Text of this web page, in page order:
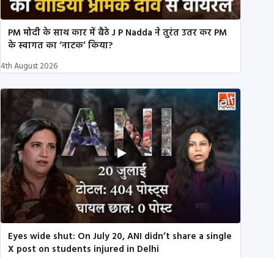
PM मोदी के साथ कार में बैठे J P Nadda ने तुरंत उतर कर PM
के स्वागत का ‘नाटक’ किया?
4th August 2026
Eyes wide shut: On July 20, ANI didn’t share a single
X post on students injured in Delhi